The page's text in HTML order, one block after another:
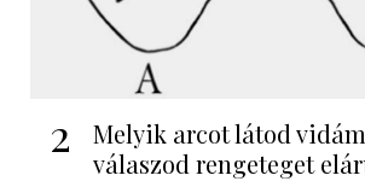
2
Melyik arcot látod
válaszod rengeteget